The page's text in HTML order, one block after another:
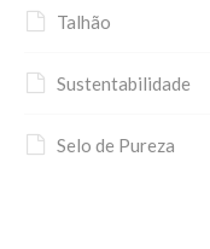
Talhão
Sustentabilidade
Selo de Pureza